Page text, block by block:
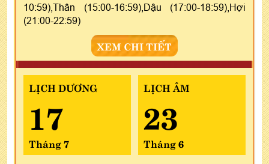
10:59),Thân (15:00-16:59),Dậu (17:00-18:59),Hợi
(21:00-22:59)
XEM CHI TIẾT
LỊCH DƯƠNG
17
Tháng 7
LỊCH ÂM
23
Tháng 6